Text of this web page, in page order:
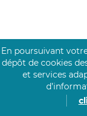
NOS
Click&Care est
Caisse des Dépôts et
En poursuivant
dépôt de cookies
et services